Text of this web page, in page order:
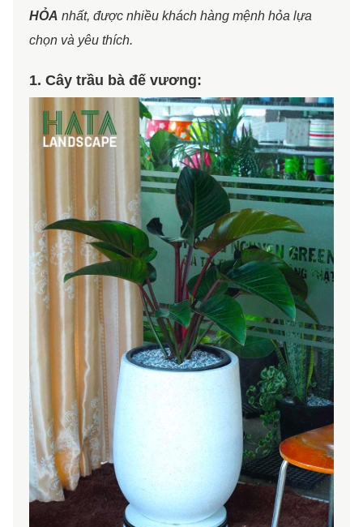
HỎA nhất, được nhiều khách hàng mệnh hỏa lựa
chọn và yêu thích.
1. Cây trầu bà đế vương: